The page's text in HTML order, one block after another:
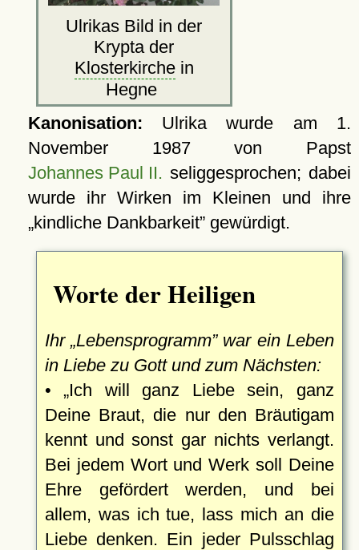
Ulrikas Bild in der
Krypta der
Klosterkirchein
Hegne
Kanonisation: Ulrika wurde am 1.
November 1987von Papst
Johannes Paul II. seliggesprochen; dabei
wurde ihr Wirken im Kleinen und ihre
kindliche Dankbarkeit gewürdigt.
Worte der Heiligen
Ihr Lebensprogramm war ein Leben
in Liebe zu Gott und zum Nächsten:
• Ich will ganz Liebe sein, ganz
Deine Braut, die nur den Bräutigam
kennt und sonst gar nichts verlangt.
Bei jedem Wort und Werk soll Deine
Ehre gefördert werden, und bei
allem, was ich tue, lass mich an die
Liebe denken. Ein jeder Pulsschlag